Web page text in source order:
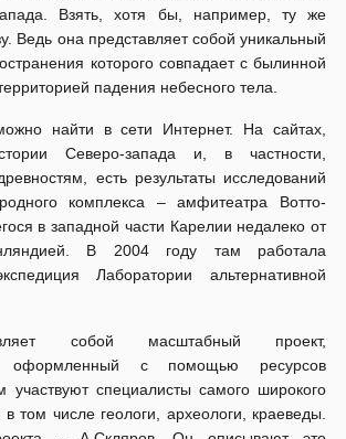
Взять, хотя бы, например, ту же
Ведь она представляет собой уникальный
которого совпадает с былинной
падения небесного тела.
найти в сети Интернет. На сайтах,
Северо-запада и, в частности,
есть результаты исследований
комплекса – амфитеатра Вотто-
в западной части Карелии недалеко от
В 2004 году там работала
Лаборатории альтернативной
собой масштабный проект,
оформленный с помощью ресурсов
участвуют специалисты самого широкого
том числе геологи, археологи, краеведы.